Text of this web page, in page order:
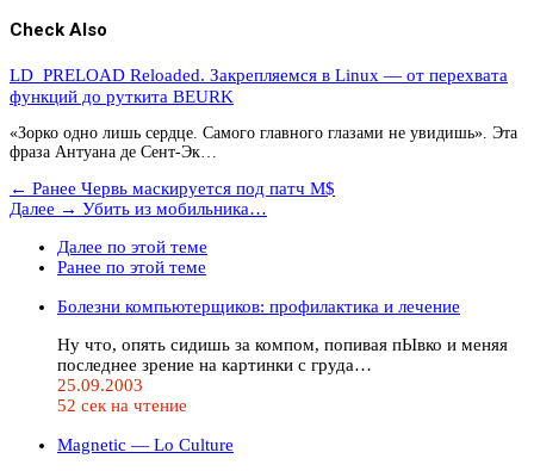
Check Also
LD_PRELOAD Reloaded. Закрепляемся в Linux — от перехвата
функций до руткита BEURK
«Зорко одно лишь сердце. Самого главного глазами не увидишь». Эта
фраза Антуана де Сент-Эк…
← Ранее Червь маскируется под патч M$
Далее → Убить из мобильника…
Далее по этой теме
Ранее по этой теме
Болезни компьютерщиков: профилактика и лечение
Ну что, опять сидишь за компом, попивая пЫвко и меняя
последнее зрение на картинки с груда…
25.09.2003
52 сек на чтение
Magnetic — Lo Culture